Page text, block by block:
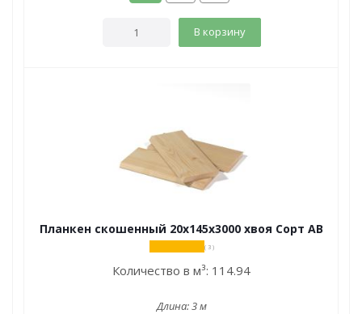
В корзину
Планкен скошенный 20х145х3000 хвоя Сорт АВ
( 3 )
Количество в м³: 114.94
Длина:3 м